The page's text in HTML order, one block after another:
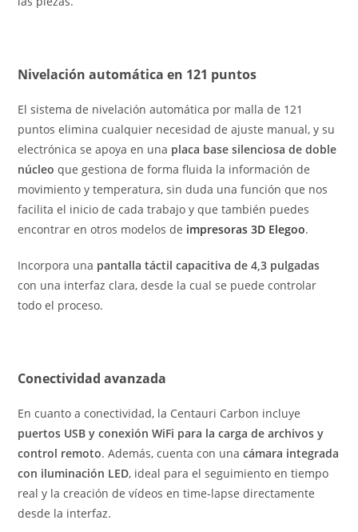
Nivelación automática en 121 puntos
El sistema de nivelación automática por malla de 121
puntos elimina cualquier necesidad de ajuste manual, y su
electrónica se apoya en una placa base silenciosa de doble
núcleo que gestiona de forma fluida la información de
movimiento y temperatura, sin duda una función que nos
facilita el inicio de cada trabajo y que también puedes
encontrar en otros modelos de impresoras 3D Elegoo.
Incorpora una pantalla táctil capacitiva de 4,3 pulgadas
con una interfaz clara, desde la cual se puede controlar
todo el proceso.
Conectividad avanzada
En cuanto a conectividad, la Centauri Carbon incluye
puertos USB y conexión WiFi para la carga de archivos y
control remoto. Además, cuenta con unacámara integrada
con iluminación LED, ideal para el seguimiento en tiempo
real y la creación de vídeos en time-lapse directamente
desde la interfaz.